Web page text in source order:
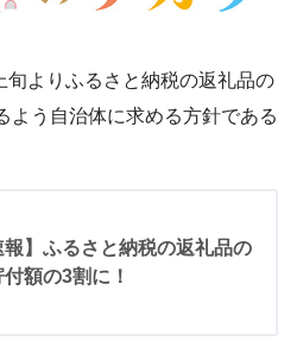
旬よりふるさと納税の返礼品の
よう自治体に求める方針である
報】ふるさと納税の返礼品の
付額の3割に！